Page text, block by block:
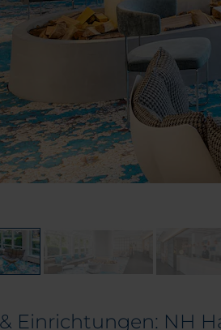
& Einrichtungen: NH